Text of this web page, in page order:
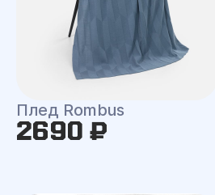
Плед Rombus
2690 ₽